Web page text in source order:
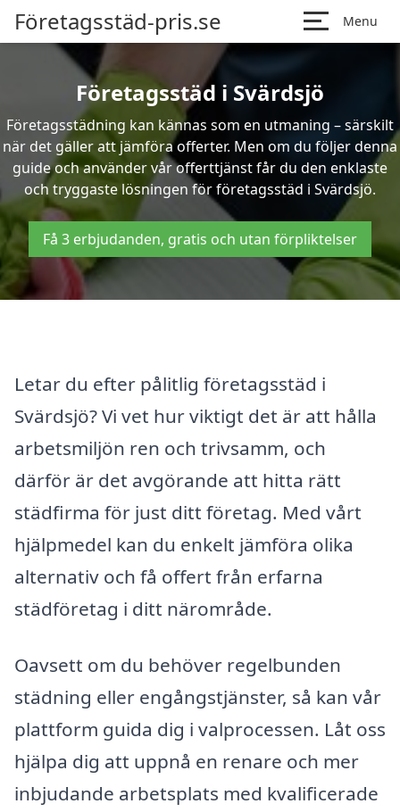
Företagsstäd-pris.se Menu
Företagsstäd i Svärdsjö
Företagsstädning kan kännas som en utmaning – särskilt
när det gäller att jämföra offerter. Men om du följer denna
guide och använder vår offerttjänst får du den enklaste
och tryggaste lösningen för företagsstäd i Svärdsjö.
Få 3 erbjudanden, gratis och utan förpliktelser
Letar du efter pålitlig företagsstäd i
Svärdsjö? Vi vet hur viktigt det är att hålla
arbetsmiljön ren och trivsamm, och
därför är det avgörande att hitta rätt
städfirma för just ditt företag. Med vårt
hjälpmedel kan du enkelt jämföra olika
alternativ och få offert från erfarna
städföretag i ditt närområde.
Oavsett om du behöver regelbunden
städning eller engångstjänster, så kan vår
plattform guida dig i valprocessen. Låt oss
hjälpa dig att uppnå en renare och mer
inbjudande arbetsplats med kvalificerade